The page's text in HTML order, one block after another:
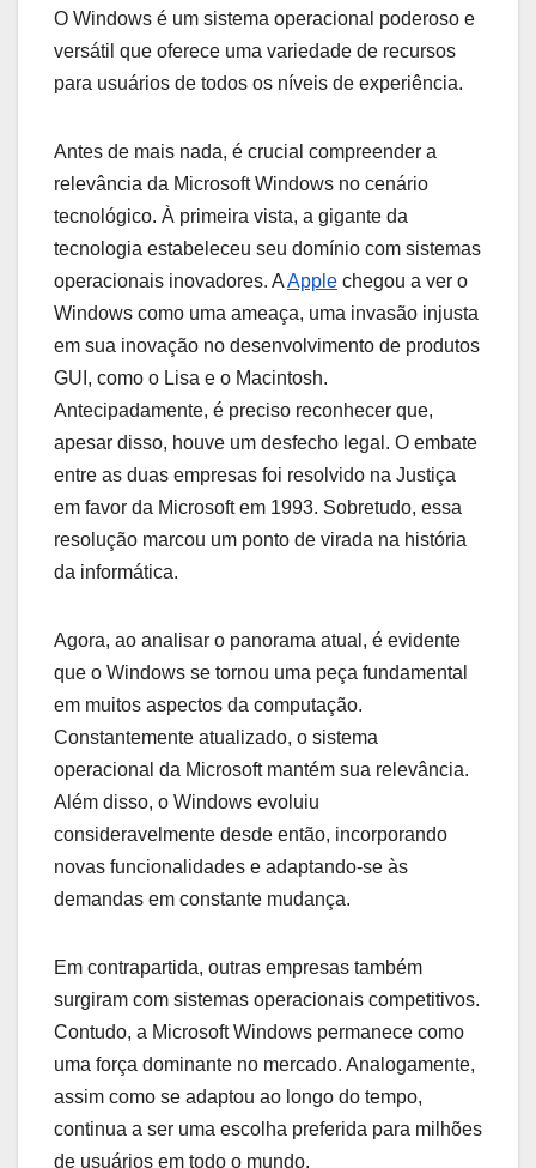
O Windows é um sistema operacional poderoso e
versátil que oferece uma variedade de recursos
para usuários de todos os níveis de experiência.
Antes de mais nada, é crucial compreender a
relevância da Microsoft Windows no cenário
tecnológico. À primeira vista, a gigante da
tecnologia estabeleceu seu domínio com sistemas
operacionais inovadores. AApple chegou a ver o
Windows como uma ameaça, uma invasão injusta
em sua inovação no desenvolvimento de produtos
GUI, como o Lisa e o Macintosh.
Antecipadamente, é preciso reconhecer que,
apesar disso, houve um desfecho legal. O embate
entre as duas empresas foi resolvido na Justiça
em favor da Microsoft em 1993. Sobretudo, essa
resolução marcou um ponto de virada na história
da informática.
Agora, ao analisar o panorama atual, é evidente
que o Windows se tornou uma peça fundamental
em muitos aspectos da computação.
Constantemente atualizado, o sistema
operacional da Microsoft mantém sua relevância.
Além disso, o Windows evoluiu
consideravelmente desde então, incorporando
novas funcionalidades e adaptando-se às
demandas em constante mudança.
Em contrapartida, outras empresas também
surgiram com sistemas operacionais competitivos.
Contudo, a Microsoft Windows permanece como
uma força dominante no mercado. Analogamente,
assim como se adaptou ao longo do tempo,
continua a ser uma escolha preferida para milhões
de usuários em todo o mundo.